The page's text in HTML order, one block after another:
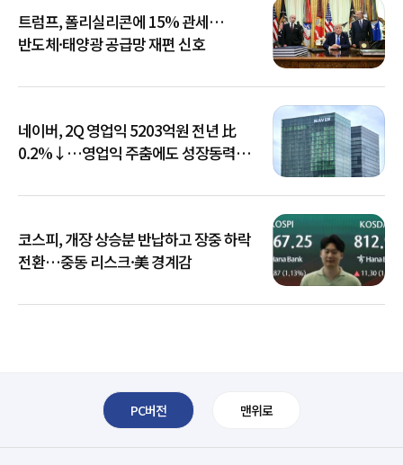
트럼프, 폴리실리콘에 15% 관세…
반도체·태양광 공급망 재편 신호
네이버, 2Q 영업익 5203억원 전년 比
0.2%↓…영업익 주춤에도 성장동력
코스피, 개장 상승분 반납하고 장중 하락
전환…중동 리스크·美 경계감
PC버전 맨위로